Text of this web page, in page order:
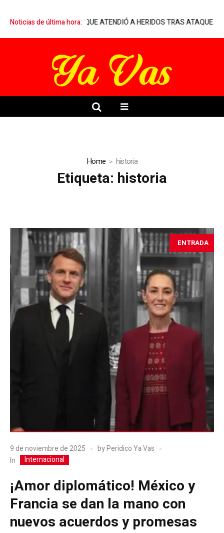
Noticias de última hora:
A MÉDICO QUE ATENDIÓ A HERIDOS TRAS ATAQUE
Home historia
Etiqueta: historia
ENTRADA
9 de noviembre de 2025 byPeridico Ya Vas
In
Internacional
¡Amor diplomático! México y
Francia se dan la mano con
nuevos acuerdos y promesas